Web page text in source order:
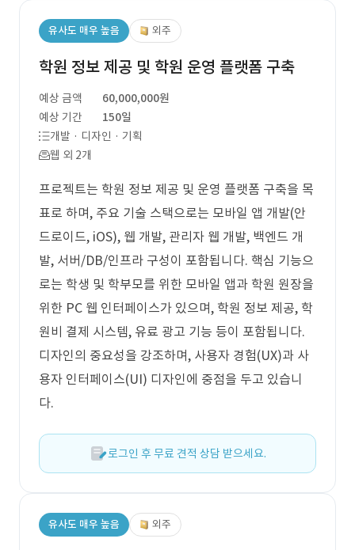
유사도 매우 높음 외주
학원 정보 제공 및 학원 운영 플랫폼 구축
예상 금액
60,000,000원
예상 기간
150일
개발 · 디자인 · 기획
웹 외 2개
프로젝트는 학원 정보 제공 및 운영 플랫폼 구축을 목
표로 하며, 주요 기술 스택으로는 모바일 앱 개발(안
드로이드, iOS), 웹 개발, 관리자 웹 개발, 백엔드 개
발, 서버/DB/인프라 구성이 포함됩니다. 핵심 기능으
로는 학생 및 학부모를 위한 모바일 앱과 학원 원장을
위한 PC 웹 인터페이스가 있으며, 학원 정보 제공, 학
원비 결제 시스템, 유료 광고 기능 등이 포함됩니다.
디자인의 중요성을 강조하며, 사용자 경험(UX)과 사
용자 인터페이스(UI) 디자인에 중점을 두고 있습니
다.
로그인 후 무료 견적 상담 받으세요.
유사도 매우 높음 외주